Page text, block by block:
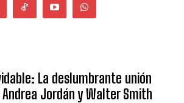
La deslumbrante unión
Jordán y Walter Smith